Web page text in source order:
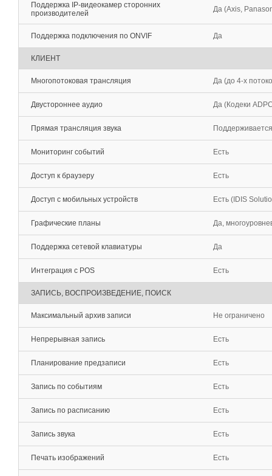
Поддержка IP-видеокамер сторонних
производителей
Да (Axis,
Поддержка подключения по ONVIF Да
КЛИЕНТ
Многопотоковая трансляция Да (до 4-х
Двустороннее аудио Да (Кодеки
Прямая трансляция звука Поддерживается
Мониторинг событий Есть
Доступ к браузеру Есть
Доступ с мобильных устройств Есть (IDIS
Графические планы Да,
Поддержка сетевой клавиатуры Да
Интеграция с POS Есть
ЗАПИСЬ, ВОСПРОИЗВЕДЕНИЕ, ПОИСК
Максимальный архив записи Не ограничено
Непрерывная запись Есть
Планирование предзаписи Есть
Запись по событиям Есть
Запись по расписанию Есть
Запись звука Есть
Печать изображений Есть